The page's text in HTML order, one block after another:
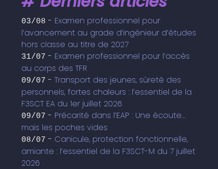
03/08 - Examen professionnel pour
l’avancement au grade d’ingénieur d’études
hors classe au titre de 2027
31/07 - Examen professionnel pour l’accès
au corps des TFR
09/07 - Transport des jeunes, sûreté des
personnels, fortes chaleurs : l’essentiel de la
F3SCT EA du 1er juillet 2026
09/07 - Précarité dans l’EAP : Une écoute…
mais les poches vides
08/07 - Canicule, protection fonctionnelle,
amiante : l’essentiel de la F3SCT-M du 7 juillet
2026